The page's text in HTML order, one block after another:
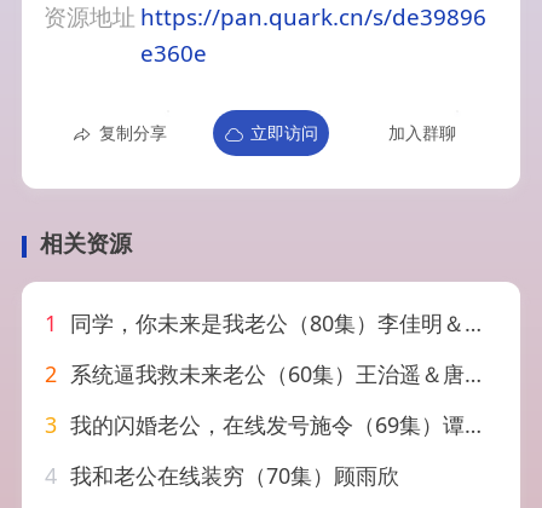
资源地址 https://pan.quark.cn/s/de39896
e360e
复制分享 立即访问 加入群聊
相关资源
1
同学，你未来是我老公（80集）李佳明＆成梓宁
2 系统逼我救未来老公（60集）王治遥＆唐治璇
3 我的闪婚老公，在线发号施令（69集）谭圳豪＆高梦雅
4 我和老公在线装穷（70集）顾雨欣